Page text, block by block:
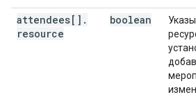
"workingLocationProperties"
"type": string,
"homeOffice"
),
attendees[] .
resource
boolean